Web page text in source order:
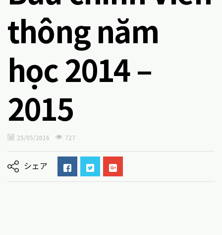
thông năm
học 2014 –
2015
25/05/2016 727
シェア